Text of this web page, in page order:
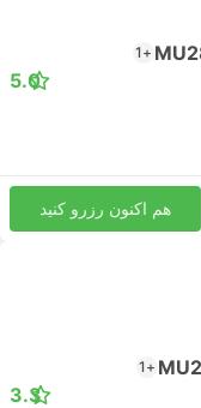
+1
5.0
هم اکنون رزرو کنید
+1
3.3